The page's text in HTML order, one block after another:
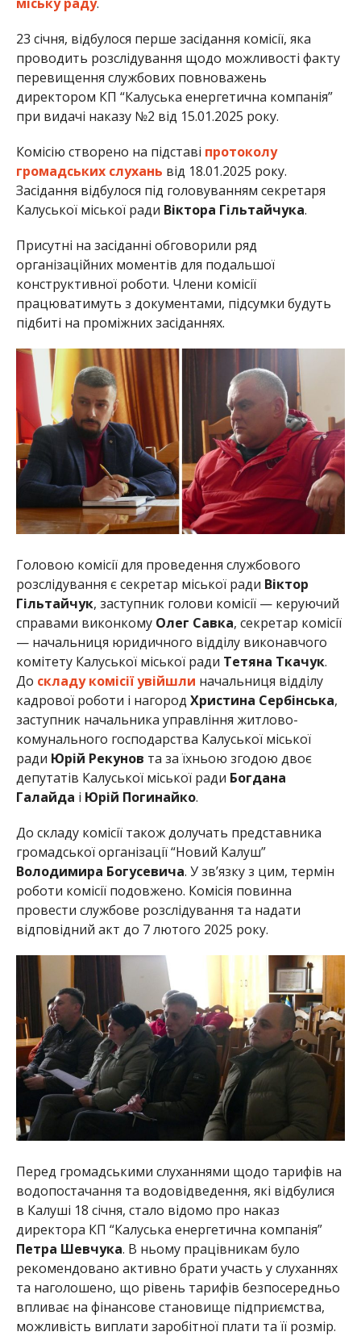
23 січня, відбулося перше засідання комісії, яка
проводить розслідування щодо можливості факту
перевищення службових повноважень
директором КП “Калуська енергетична компанія”
при видачі наказу №2 від 15.01.2025 року.
Комісію створено на підставі протоколу
громадських слухань від 18.01.2025 року.
Засідання відбулося під головуванням секретаря
Калуської міської ради Віктора Гільтайчука.
Присутні на засіданні обговорили ряд
організаційних моментів для подальшої
конструктивної роботи. Члени комісії
працюватимуть з документами, підсумки будуть
підбиті на проміжних засіданнях.
Головою комісії для проведення службового
розслідування є секретар міської ради Віктор
Гільтайчук, заступник голови комісії — керуючий
справами виконкому Олег Савка, секретар комісії
— начальниця юридичного відділу виконавчого
комітету Калуської міської ради Тетяна Ткачук.
До складу комісії увійшли начальниця відділу
кадрової роботи і нагород Христина Сербінська,
заступник начальника управління житлово-
комунального господарства Калуської міської
ради Юрій Рекунов та за їхньою згодою двоє
депутатів Калуської міської ради Богдана
Галайда і Юрій Погинайко.
До складу комісії також долучать представника
громадської організації “Новий Калуш”
Володимира Богусевича. У зв’язку з цим, термін
роботи комісії подовжено. Комісія повинна
провести службове розслідування та надати
відповідний акт до 7 лютого 2025 року.
Перед громадськими слуханнями щодо тарифів на
водопостачання та водовідведення, які відбулися
в Калуші 18 січня, стало відомо про наказ
директора КП “Калуська енергетична компанія”
Петра Шевчука. В ньому працівникам було
рекомендовано активно брати участь у слуханнях
та наголошено, що рівень тарифів безпосередньо
впливає на фінансове становище підприємства,
можливість виплати заробітної плати та її розмір.